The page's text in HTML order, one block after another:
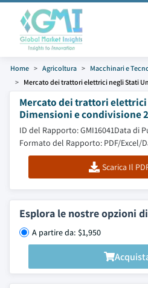
Home Agricoltura Macchinari e
Mercato dei trattori elettrici negli Stati
Mercato dei trattori
Dimensioni e condivisione
ID del Rapporto: GMI16041Data di
Formato del Rapporto: PDF/Excel/
Scarica Il
Esplora le nostre opzioni
A partire da: $1,950